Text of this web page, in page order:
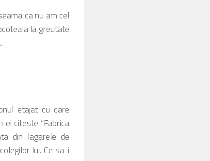
ca nu am cel
la greutate
etajat cu care
ei citeste “Fabrica
din lagarele de
lui. Ce sa-i